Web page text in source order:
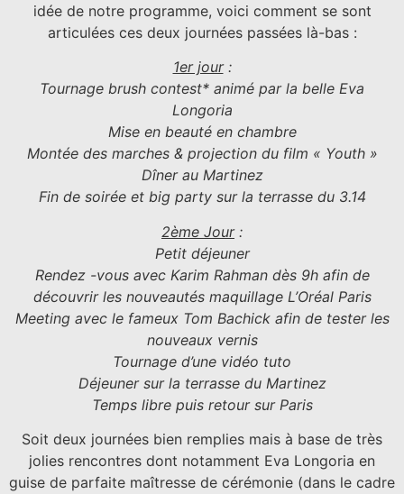
idée de notre programme, voici comment se sont
articulées ces deux journées passées là-bas :
1er jour:
Tournage brush contest* animé par la belle Eva
Longoria
Mise en beauté en chambre
Montée des marches & projection du film « Youth »
Dîner au Martinez
Fin de soirée et big party sur la terrasse du 3.14
2ème Jour:
Petit déjeuner
Rendez -vous avec Karim Rahman dès 9h afin de
découvrir les nouveautés maquillage L’Oréal Paris
Meeting avec le fameux Tom Bachick afin de tester les
nouveaux vernis
Tournage d’une vidéo tuto
Déjeuner sur la terrasse du Martinez
Temps libre puis retour sur Paris
Soit deux journées bien remplies mais à base de très
jolies rencontres dont notamment Eva Longoria en
guise de parfaite maîtresse de cérémonie (dans le cadre